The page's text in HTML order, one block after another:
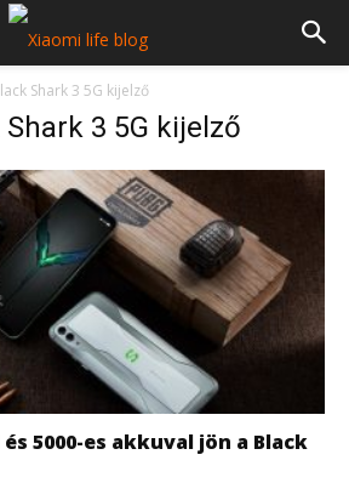
Shark 3 5G kijelző
3 5G kijelző
5000-es akkuval jön a Black